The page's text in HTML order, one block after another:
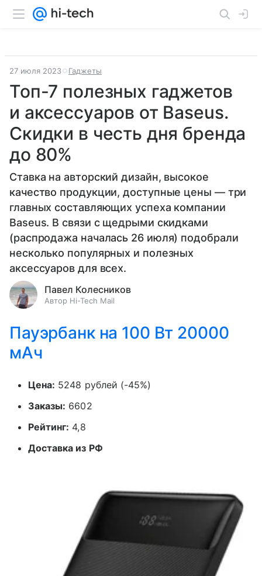
27 июля 2023 Гаджеты
Топ-7 полезных гаджетов
и аксессуаров от Baseus.
Скидки в честь дня бренда
до 80%
Ставка на авторский дизайн, высокое
качество продукции, доступные цены — три
главных составляющих успеха компании
Baseus. В связи с щедрыми скидками
(распродажа началась 26 июля) подобрали
несколько популярных и полезных
аксессуаров для всех.
Павел Колесников
Автор Hi-Tech Mail
Пауэрбанк на 100 Вт 20000
мАч
Цена: 5248 рублей (-45%)
Заказы: 6602
Рейтинг: 4,8
Доставка из РФ